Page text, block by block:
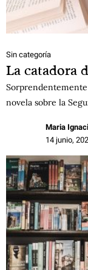
Sin categoría
La catadora
novela sobre la
Maria
14 junio,